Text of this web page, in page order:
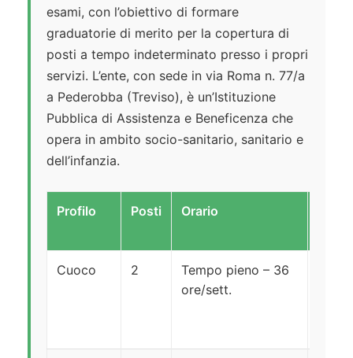
esami, con l’obiettivo di formare
graduatorie di merito per la copertura di
posti a tempo indeterminato presso i propri
servizi. L’ente, con sede in via Roma n. 77/a
a Pederobba (Treviso), è un’Istituzione
Pubblica di Assistenza e Beneficenza che
opera in ambito socio-sanitario, sanitario e
dell’infanzia.
Profilo Posti Orario
Cuoco 2
Tempo pieno – 36
ore/sett.